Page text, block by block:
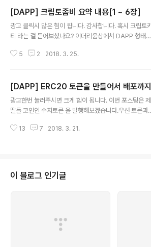
0000000000000000000001", "difficulty" : "0x2
0000", "extraData" : "", "gasLimit" : "0x800000
0", "nonce" : "0x0000000000000042", "mixhas
000..
[DAPP] 크립토좀비 요약 내용[1 ~ 6장]
광고 클릭시 많은 힘이 됩니다. 감사합니다. 혹시 크립토키
티 라는 걸 듣어보셨나요? 이더리움상에서 DAPP 형태로
현재 매출은 1200억 달러를 넘어섰다고 한다. 관련 기사
임 개발시 필요한 DAPP 개발 지식을 무료로 튜터리얼식
으로 만들어서 공유 하는 곳이 있다.크립토좀비 바로가기
왼쪽에는 설명이 나오고 오른쪽은 코드 실습을 통해서 하
요한 솔리티디 언어로 진행한다. 레벨이 현재 5개로 나누
5 2 2018. 3. 25.
[DAPP] ERC20 토큰을 만들어서 배포까지
광고한번 눌러주시면 크게 힘이 됩니다. 이번 포스팅은 제
딸들 코인인 수지토큰 을 발행해보겠습니다.우선 토큰과
작해보겠습니다. 우선 결과물은 다음과 같습니다.이더리움
이스 형태는 다음과 같다. 1234567891011121314151
6171819contract ERC20Interface { //총 갯수 funct
13 7 2018. 3. 21.
이 블로그 인기글